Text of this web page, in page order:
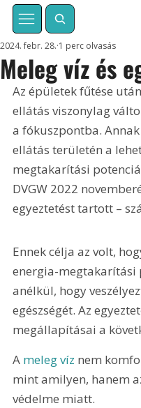
Meleg víz és
2024. febr. 28. 1 perc olvasás
Az épületek fűtése
ellátás viszonylag
a fókuszpontba.
ellátás területén a
megtakarítási
DVGW 2022
egyeztetést tartott –
Ennek célja az volt,
energia-megtakarítási
anélkül, hogy
egészségét. Az
megállapításai a
A meleg víz nem
mint amilyen, hanem
védelme miatt.